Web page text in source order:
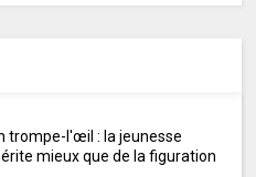
trompe-l'œil : la jeunesse
mieux que de la figuration